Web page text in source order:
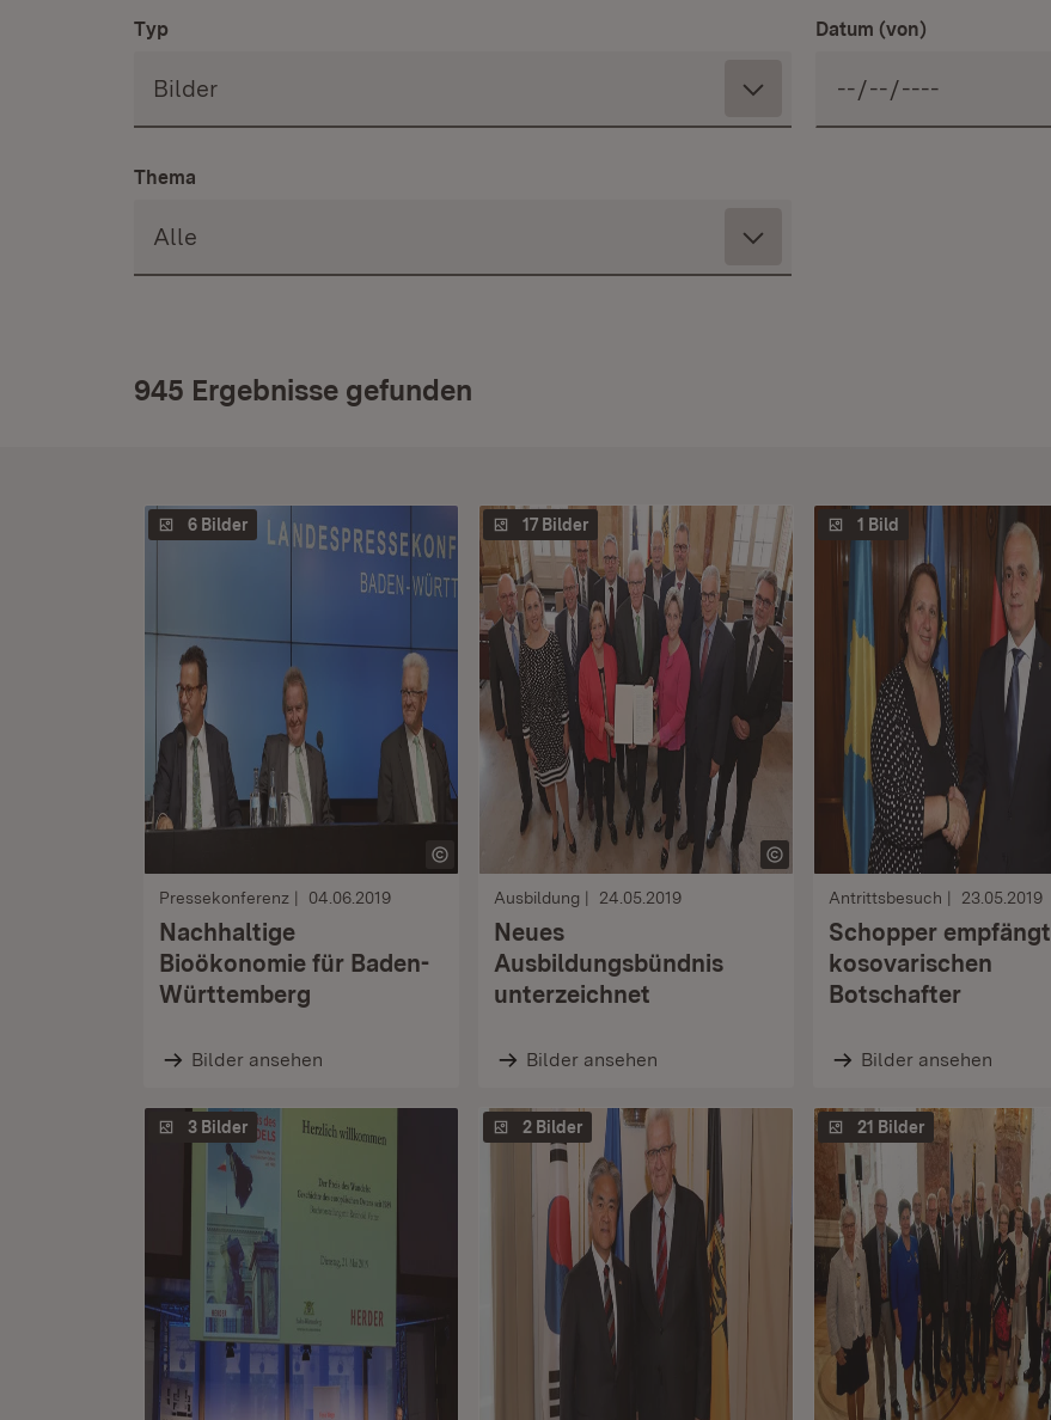
Typ Datum (von)
Thema
945 Ergebnisse gefunden
6 Bilder
Pressekonferenz 04.06.2019
Nachhaltige
Bioökonomie für Baden-
Württemberg
Bilder ansehen
17 Bilder
Ausbildung 24.05.2019
Neues
Ausbildungsbündnis
unterzeichnet
Bilder ansehen
1 Bild
Antrittsbesuch 23.05.2019
Schopper empfängt
kosovarischen
Botschafter
Bilder ansehen
3 Bilder 2 Bilder 21 Bilder